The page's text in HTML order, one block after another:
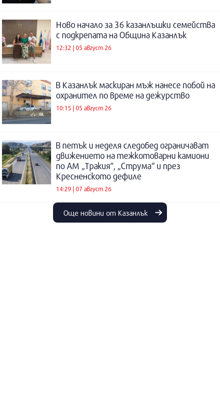
Ново начало за 36 казанлъшки семейства
с подкрепата на Община Казанлък
12:32 | 05 август 26
В Казанлък маскиран мъж нанесе побой на
охранител по време на дежурство
10:15 | 05 август 26
В петък и неделя следобед ограничават
движението на тежкотоварни камиони
по АМ „Тракия“, „Струма“ и през
Кресненското дефиле
14:29 | 07 август 26
Още новини от Казанлък